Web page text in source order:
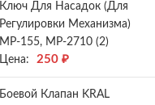
Ключ Для Насадок (для
Регулировки Механизма)
МР-155, МР-2710 (2)
Цена:
250 ₽
Боевой Клапан KRAL